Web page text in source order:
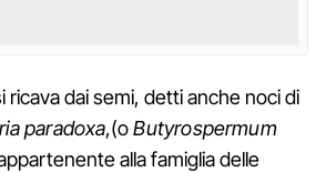
ricava dai semi, detti anche noci di
paradoxa,(oButyrospermum
alla famiglia delle